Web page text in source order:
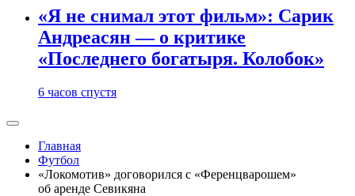
«Я не снимал этот фильм»: Сарик
Андреасян — о критике
«Последнего богатыря. Колобок»
6 часов спустя
Главная
Футбол
«Локомотив» договорился с «Ференцварошем»
об аренде Севикяна